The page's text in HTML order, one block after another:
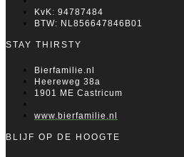
KvK: 94787484
BTW: NL856647846B01
STAY THIRSTY
Bierfamilie.nl
Heereweg 38a
1901 ME Castricum
www.bierfamilie.nl
BLIJF OP DE HOOGTE